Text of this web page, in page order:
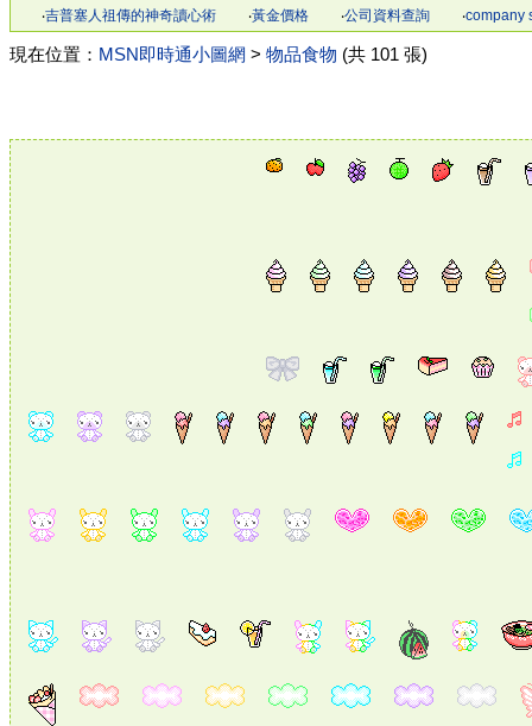
‧吉普塞人祖傳的神奇讀心術 ‧黃金價格 ‧公司資料查詢 ‧company
現在位置： MSN即時通小圖網 > 物品食物 (共 101 張)